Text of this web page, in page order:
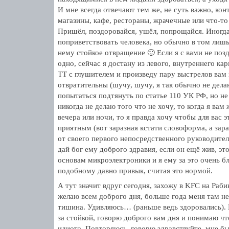
И мне всегда отвечают тем же, не суть важно,
магазины, кафе, рестораны, жрачечные или что-
Пришёл, поздоровайся, ушёл, попрощайся.
поприветствовать человека, но обычно в том
нему стойкое отвращение 🙂 Если я с вами не
одно, сейчас я достану из левого, внутреннего
ТТ с глушителем и произведу пару выстрелов
отвратительны (шучу, шучу, я так обычно не
попытаться подтянуть по статье 110 УК РФ, но
никогда не делаю того что не хочу, то когда я
вечера или ночи, то я правда хочу чтобы для вас
приятным (вот заразная кстати словоформа, а
от своего первого непосредственного
дай бог ему доброго здравия, если он ещё жив,
основам микроэлектроники и я ему за это очень
подобному давно привык, считая это нормой.
А тут значит вдруг сегодня, захожу в KFC на
желаю всем доброго дня, больше года меня там
тишина. Удивляюсь… (раньше ведь здоровались).
за стойкой, говорю доброго вам дня и понимаю